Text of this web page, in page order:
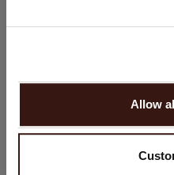
Allow
DAS KÖNNTE